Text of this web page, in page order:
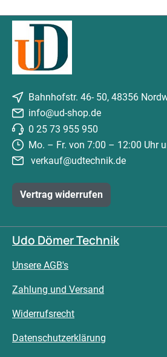
Bahnhofstr. 46- 50, 48356
info@ud-shop.de
0 25 73 955 950
Mo. – Fr. von 7:00 – 12:00 Uhr
verkauf@udtechnik.de
Vertrag widerrufen
Udo Dömer Technik
Unsere AGB's
Zahlung und Versand
Widerrufsrecht
Datenschutzerklärung